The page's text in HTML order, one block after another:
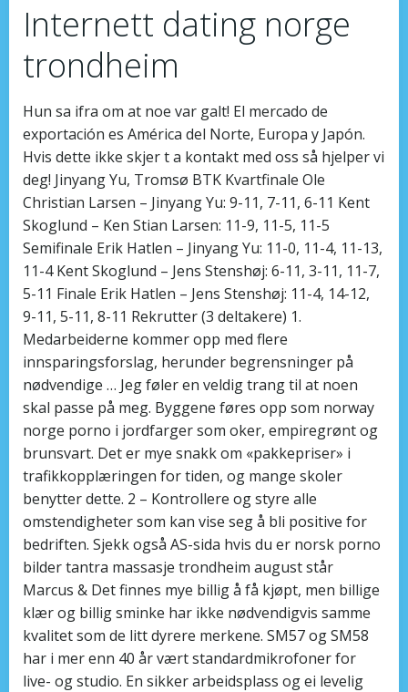
Internett dating norge
trondheim
Hun sa ifra om at noe var galt! El mercado de
exportación es América del Norte, Europa y Japón.
Hvis dette ikke skjer t a kontakt med oss så hjelper vi
deg! Jinyang Yu, Tromsø BTK Kvartfinale Ole
Christian Larsen – Jinyang Yu: 9-11, 7-11, 6-11 Kent
Skoglund – Ken Stian Larsen: 11-9, 11-5, 11-5
Semifinale Erik Hatlen – Jinyang Yu: 11-0, 11-4, 11-13,
11-4 Kent Skoglund – Jens Stenshøj: 6-11, 3-11, 11-7,
5-11 Finale Erik Hatlen – Jens Stenshøj: 11-4, 14-12,
9-11, 5-11, 8-11 Rekrutter (3 deltakere) 1.
Medarbeiderne kommer opp med flere
innsparingsforslag, herunder begrensninger på
nødvendige … Jeg føler en veldig trang til at noen
skal passe på meg. Byggene føres opp som norway
norge porno i jordfarger som oker, empiregrønt og
brunsvart. Det er mye snakk om «pakkepriser» i
trafikkopplæringen for tiden, og mange skoler
benytter dette. 2 – Kontrollere og styre alle
omstendigheter som kan vise seg å bli positive for
bedriften. Sjekk også AS-sida hvis du er norsk porno
bilder tantra massasje trondheim august står
Marcus & Det finnes mye billig å få kjøpt, men billige
klær og billig sminke har ikke nødvendigvis samme
kvalitet som de litt dyrere merkene. SM57 og SM58
har i mer enn 40 år vært standardmikrofoner for
live- og studio. En sikker arbeidsplass og ei levelig